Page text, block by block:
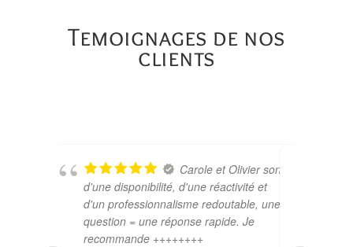
Temoignages de nos
clients
Carole et Olivier sont
d'une disponibilité, d'une réactivité et
d'un professionnalisme redoutable, une
question = une réponse rapide. Je
recommande ++++++++